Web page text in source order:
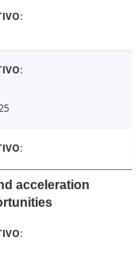
acceleration